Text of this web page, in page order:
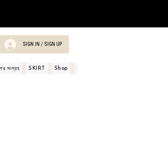
SIGN IN / SIGN UP
সংগ্রহ SKIRT Shop অর্ডার এবং পেমেন্ট